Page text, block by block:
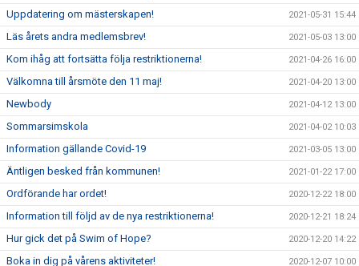
Uppdatering om mästerskapen! 2021-05-31 15:44
Läs årets andra medlemsbrev! 2021-05-03 13:00
Kom ihåg att fortsätta följa restriktionerna! 2021-04-26 16:00
Välkomna till årsmöte den 11 maj! 2021-04-20 13:00
Newbody 2021-04-12 13:00
Sommarsimskola 2021-04-02 10:03
Information gällande Covid-19 2021-03-05 13:00
Äntligen besked från kommunen! 2021-01-22 17:00
Ordförande har ordet! 2020-12-22 18:00
Information till följd av de nya restriktionerna! 2020-12-21 18:24
Hur gick det på Swim of Hope? 2020-12-20 14:22
Boka in dig på vårens aktiviteter! 2020-12-07 10:00